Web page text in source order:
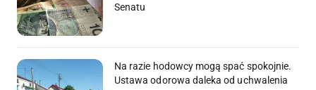
Senatu
Na razie hodowcy mogą spać spokojnie.
Ustawa odorowa daleka od uchwalenia